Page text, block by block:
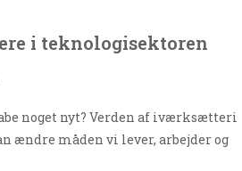
i teknologisektoren
noget nyt? Verden af iværksætteri
ændre måden vi lever, arbejder og